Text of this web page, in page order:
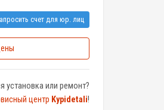
счет для юр. лиц
установка или ремонт?
центр Kypidetali!